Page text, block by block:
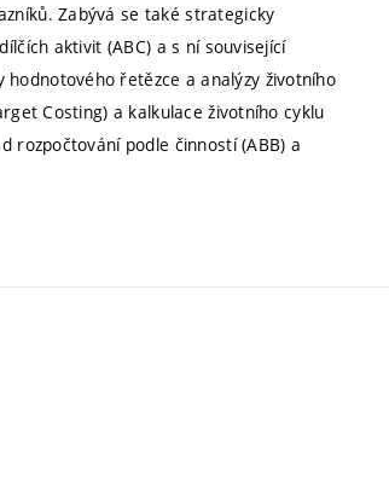
Zabývá se také strategicky
aktivit (ABC) a s ní související
řetězce a analýzy životního
Costing) a kalkulace životního cyklu
rozpočtování podle činností (ABB) a